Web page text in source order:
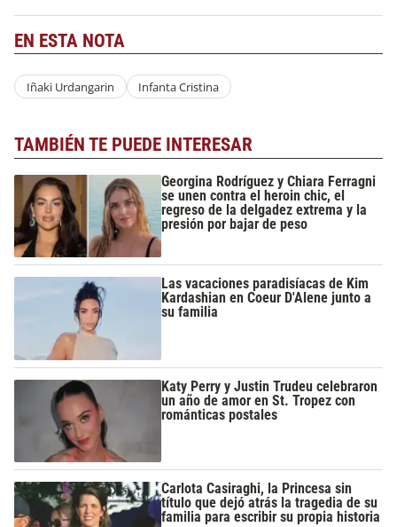
EN ESTA NOTA
Iñaki Urdangarin Infanta Cristina
TAMBIÉN TE PUEDE INTERESAR
Georgina Rodríguez y Chiara Ferragni
se unen contra el heroin chic, el
regreso de la delgadez extrema y la
presión por bajar de peso
Las vacaciones paradisíacas de Kim
Kardashian en Coeur D'Alene junto a
su familia
Katy Perry y Justin Trudeu celebraron
un año de amor en St. Tropez con
románticas postales
Carlota Casiraghi, la Princesa sin
título que dejó atrás la tragedia de su
familia para escribir su propia historia